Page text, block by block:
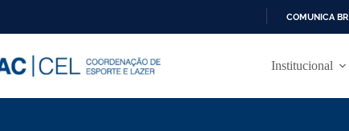
P
R
COMUNICA BR
Institucional